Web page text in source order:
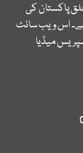
پاکستان کی
اس ویب سائٹ
میڈیا